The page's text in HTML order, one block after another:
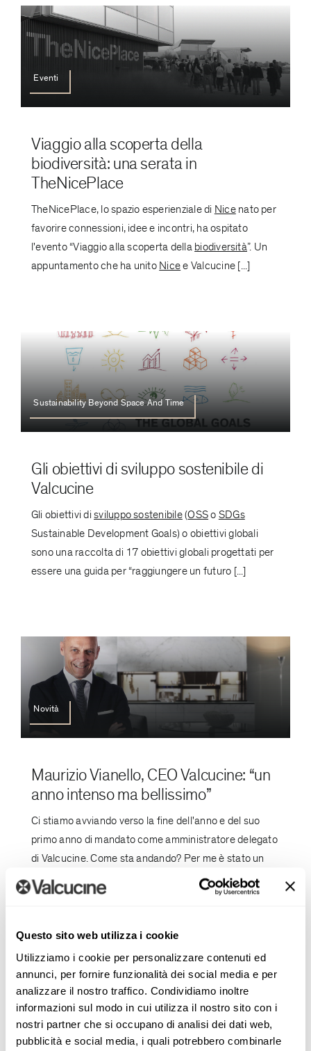
Questo sito web utilizza i cookie
Utilizziamo i cookie per personalizzare contenuti ed
annunci, per fornire funzionalità dei social media e per
analizzare il nostro traffico. Condividiamo inoltre
informazioni sul modo in cui utilizza il nostro sito con i
nostri partner che si occupano di analisi dei dati web,
pubblicità e social media, i quali potrebbero combinarle
Eventi
Viaggio alla scoperta della
biodiversità: una serata in
TheNicePlace
TheNicePlace, lo spazio esperienziale di Nicenato per
favorire connessioni, idee e incontri, ha ospitato
l'evento “Viaggio alla scoperta della biodiversità”. Un
appuntamento che ha unito Nicee Valcucine [...]
Sustainability Beyond Space And Time
Gli obiettivi di sviluppo sostenibile di
Valcucine
Gli obiettivi disviluppo sostenibile(OSSo SDGs
Sustainable Development Goals) o obiettivi globali
sono una raccolta di 17 obiettivi globali progettati per
essere una guida per “raggiungere un futuro [...]
Novità
Maurizio Vianello, CEO Valcucine: “un
anno intenso ma bellissimo”
Ci stiamo avviando verso la fine dell'anno e del suo
primo anno di mandato come amministratore delegato
di Valcucine. Come sta andando? Per me è stato un
anno molto intenso [...]
Eventi